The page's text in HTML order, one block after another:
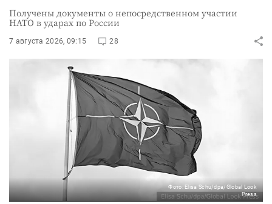
Получены документы о непосредственном участии
НАТО в ударах по России
7 августа 2026, 09:15 28
Фото: Elisa Schu/dpa/Global Look
Press